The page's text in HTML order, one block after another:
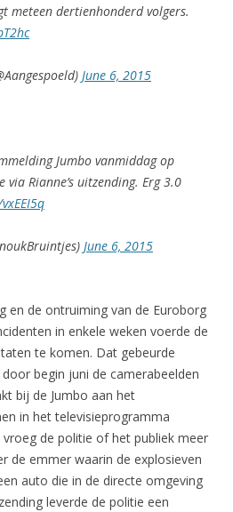
meteen dertienhonderd volgers.
June 6, 2015
Jumbo vanmiddag op
via Rianne’s uitzending. Erg 3.0
June 6, 2015
en de ontruiming van de Euroborg
in enkele weken voerde de
te komen. Dat gebeurde
begin juni de camerabeelden
bij de Jumbo aan het
in het televisieprogramma
de politie of het publiek meer
de emmer waarin de explosieven
auto die in de directe omgeving
leverde de politie een